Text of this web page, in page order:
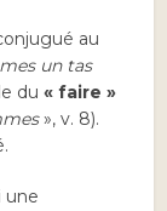
au
un tas
du« faire »
», v. 8).
une